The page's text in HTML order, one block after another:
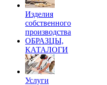
Изделия
собственного
производства
ОБРАЗЦЫ,
КАТАЛОГИ
Услуги